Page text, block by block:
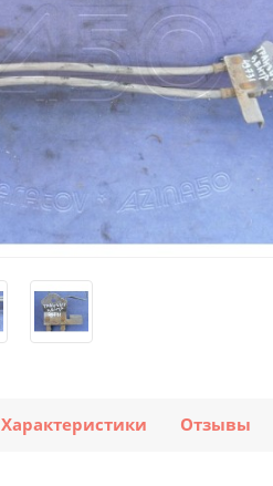
Характеристики Отзывы